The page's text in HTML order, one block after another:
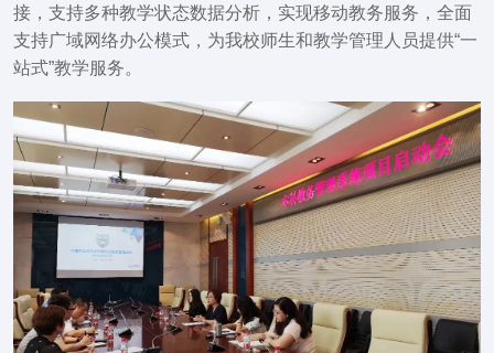
接，支持多种教学状态数据分析，实现移动教务服务，全面
支持广域网络办公模式，为我校师生和教学管理人员提供“一
站式”教学服务。